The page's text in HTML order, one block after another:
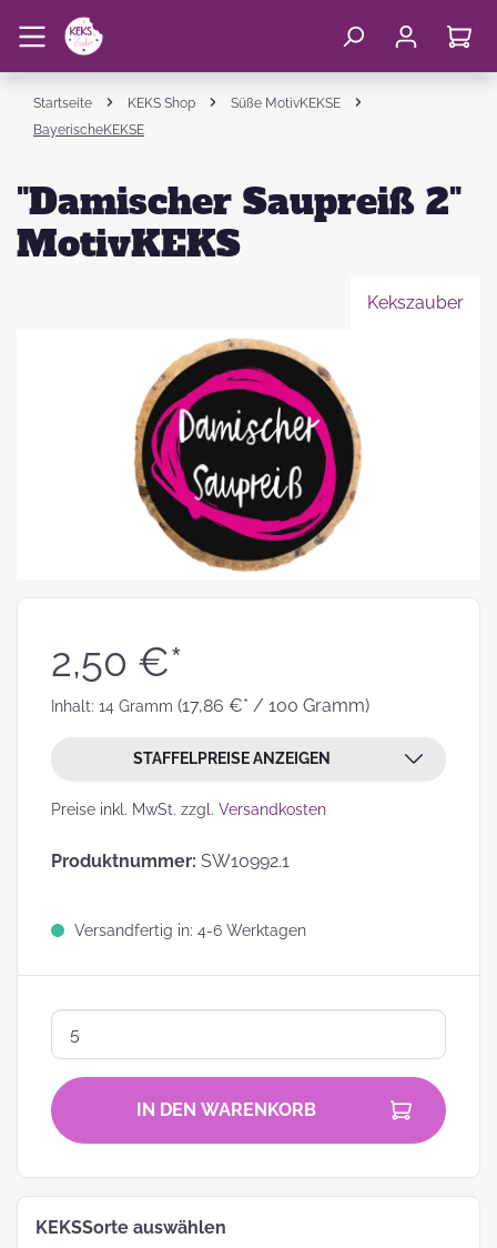
Startseite KEKS Shop
Süße MotivKEKSE
BayerischeKEKSE
"Damischer Saupreiß 2"
MotivKEKS
Kekszauber
2,50 €*
Inhalt: 14 Gramm (17,86 €* / 100 Gramm)
STAFFELPREISE ANZEIGEN
Preise inkl. MwSt. zzgl. Versandkosten
Produktnummer: SW10992.1
Versandfertig in: 4-6 Werktagen
IN DEN WARENKORB
KEKSSorte auswählen